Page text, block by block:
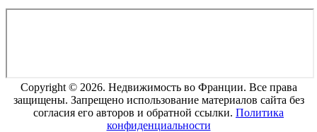
Copyright © 2026. Недвижимость во Франции. Все права
защищены. Запрещено использование материалов сайта без
согласия его авторов и обратной ссылки. Политика
конфиденциальности